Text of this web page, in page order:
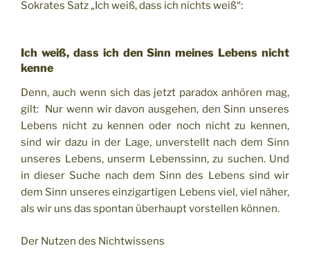
Sokrates Satz „Ich weiß, dass ich nichts weiß“:
Ich weiß, dass ich den Sinn meines Lebens nicht
kenne
Denn, auch wenn sich das jetzt paradox anhören mag,
gilt: Nur wenn wir davon ausgehen, den Sinn unseres
Lebens nicht zu kennen oder noch nicht zu kennen,
sind wir dazu in der Lage, unverstellt nach dem Sinn
unseres Lebens, unserm Lebenssinn, zu suchen. Und
in dieser Suche nach dem Sinn des Lebens sind wir
dem Sinn unseres einzigartigen Lebens viel, viel näher,
als wir uns das spontan überhaupt vorstellen können.
Der Nutzen des Nichtwissens